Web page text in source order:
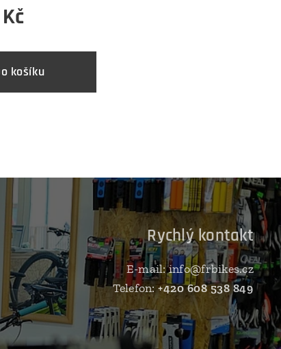
Kč
košíku
Rychlý kontakt
E-mail: info@frbikes.cz
Telefon:+420 608 538 849